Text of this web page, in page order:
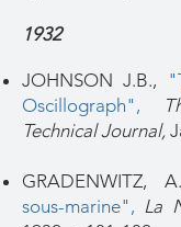
1932
JOHNSON J.B.,
Oscillograph",
Technical Journal,
GRADENWITZ,
sous-marine" , La